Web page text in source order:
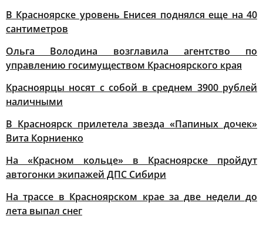
В Красноярске уровень Енисея поднялся еще на 40
сантиметров
Ольга Володина возглавила агентство по
управлению госимуществом Красноярского края
Красноярцы носят с собой в среднем 3900 рублей
наличными
В Красноярск прилетела звезда «Папиных дочек»
Вита Корниенко
На «Красном кольце» в Красноярске пройдут
автогонки экипажей ДПС Сибири
На трассе в Красноярском крае за две недели до
лета выпал снег